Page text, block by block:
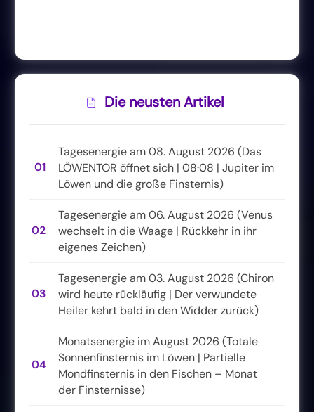
Die neusten Artikel
01
Tagesenergie am 08. August 2026 (Das
LÖWENTOR öffnet sich | 08·08 | Jupiter im
Löwen und die große Finsternis)
02
Tagesenergie am 06. August 2026 (Venus
wechselt in die Waage | Rückkehr in ihr
eigenes Zeichen)
03
Tagesenergie am 03. August 2026 (Chiron
wird heute rückläufig | Der verwundete
Heiler kehrt bald in den Widder zurück)
04
Monatsenergie im August 2026 (Totale
Sonnenfinsternis im Löwen | Partielle
Mondfinsternis in den Fischen – Monat
der Finsternisse)